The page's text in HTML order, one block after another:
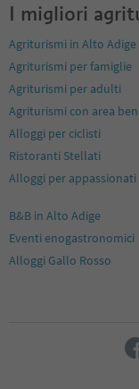
26
27
28
29
30
31
32
34
35
37
38
39
40
I migliori
Agriturismi in Alto Adige
Agriturismi per famiglie
Agriturismi per adulti
Agriturismi con area
Alloggi per ciclisti
Ristoranti Stellati
Alloggi per
B&B in Alto Adige
Eventi enogastronomici
Alloggi Gallo Rosso